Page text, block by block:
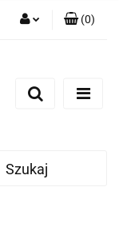
się
(0)
Szukaj